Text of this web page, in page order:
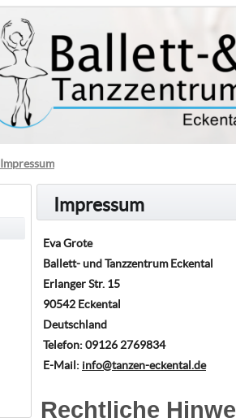
Impressum
Impressum
Eva Grote
Ballett- und Tanzzentrum Eckental
Erlanger Str. 15
90542 Eckental
Deutschland
Telefon: 09126 2769834
E-Mail: info@tanzen-eckental.de
Rechtliche